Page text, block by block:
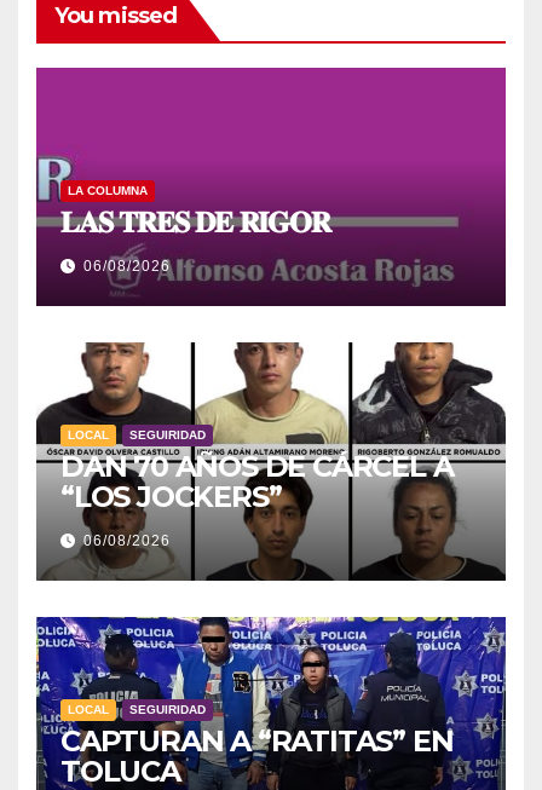
You missed
LA COLUMNA
𝐋𝐀𝐒 𝐓𝐑𝐄𝐒 𝐃𝐄 𝐑𝐈𝐆𝐎𝐑
06/08/2026
LOCAL SEGUIRIDAD
DAN 70 AÑOS DE CÁRCEL A
“LOS JOCKERS”
06/08/2026
LOCAL SEGUIRIDAD
CAPTURAN A “RATITAS” EN
TOLUCA